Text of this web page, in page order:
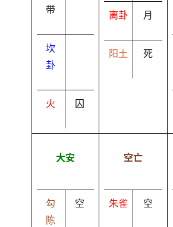
带
坎
卦
火 囚
离卦 月
阳土 死
大安
勾
陈
空
空亡
朱雀 空